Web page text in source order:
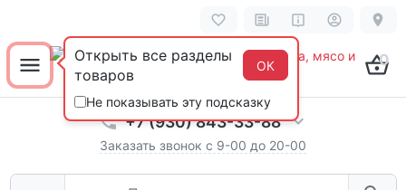
0
+7 (930) 843-33-88
Заказать звонок с 9-00 до 20-00
Открыть все разделы
товаров
ОК
Не показывать эту подсказку